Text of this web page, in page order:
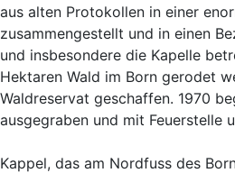
aus alten Protokollen in einer
zusammengestellt und in einen
und insbesondere die Kapelle
Hektaren Wald im Born gerodet
Waldreservat geschaffen. 1970
ausgegraben und mit Feuerstelle
Kappel, das am Nordfuss des